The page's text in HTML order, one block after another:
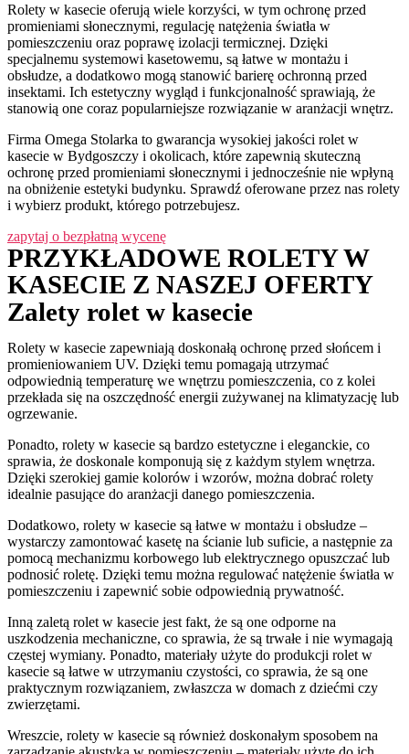
Rolety w kasecie oferują wiele korzyści, w tym ochronę przed
promieniami słonecznymi, regulację natężenia światła w
pomieszczeniu oraz poprawę izolacji termicznej. Dzięki
specjalnemu systemowi kasetowemu, są łatwe w montażu i
obsłudze, a dodatkowo mogą stanowić barierę ochronną przed
insektami. Ich estetyczny wygląd i funkcjonalność sprawiają, że
stanowią one coraz popularniejsze rozwiązanie w aranżacji wnętrz.
Firma Omega Stolarka to gwarancja wysokiej jakości rolet w
kasecie w Bydgoszczy i okolicach, które zapewnią skuteczną
ochronę przed promieniami słonecznymi i jednocześnie nie wpłyną
na obniżenie estetyki budynku. Sprawdź oferowane przez nas rolety
i wybierz produkt, którego potrzebujesz.
zapytaj o bezpłatną wycenę
PRZYKŁADOWE ROLETY W
KASECIE Z NASZEJ OFERTY
Zalety rolet w kasecie
Rolety w kasecie zapewniają doskonałą ochronę przed słońcem i
promieniowaniem UV. Dzięki temu pomagają utrzymać
odpowiednią temperaturę we wnętrzu pomieszczenia, co z kolei
przekłada się na oszczędność energii zużywanej na klimatyzację lub
ogrzewanie.
Ponadto, rolety w kasecie są bardzo estetyczne i eleganckie, co
sprawia, że doskonale komponują się z każdym stylem wnętrza.
Dzięki szerokiej gamie kolorów i wzorów, można dobrać rolety
idealnie pasujące do aranżacji danego pomieszczenia.
Dodatkowo, rolety w kasecie są łatwe w montażu i obsłudze –
wystarczy zamontować kasetę na ścianie lub suficie, a następnie za
pomocą mechanizmu korbowego lub elektrycznego opuszczać lub
podnosić roletę. Dzięki temu można regulować natężenie światła w
pomieszczeniu i zapewnić sobie odpowiednią prywatność.
Inną zaletą rolet w kasecie jest fakt, że są one odporne na
uszkodzenia mechaniczne, co sprawia, że są trwałe i nie wymagają
częstej wymiany. Ponadto, materiały użyte do produkcji rolet w
kasecie są łatwe w utrzymaniu czystości, co sprawia, że są one
praktycznym rozwiązaniem, zwłaszcza w domach z dziećmi czy
zwierzętami.
Wreszcie, rolety w kasecie są również doskonałym sposobem na